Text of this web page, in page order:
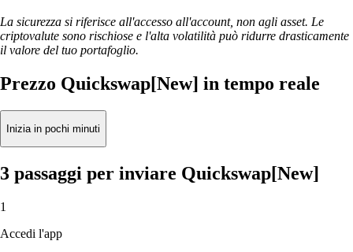
La sicurezza si riferisce all'accesso all'account, non agli asset. Le
criptovalute sono rischiose e l'alta volatilità può ridurre drasticamente
il valore del tuo portafoglio.
Prezzo Quickswap[New] in tempo reale
Inizia in pochi minuti
3 passaggi per inviare Quickswap[New]
1
Accedi l'app